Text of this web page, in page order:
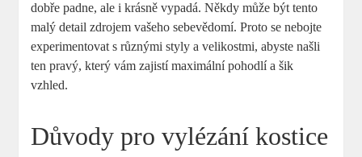
dobře padne, ale i krásně vypadá. Někdy může být tento
malý detail zdrojem vašeho sebevědomí. Proto se nebojte
experimentovat s různými styly a velikostmi, abyste našli
ten pravý, který vám zajistí maximální pohodlí a šik
vzhled.
Důvody pro vylézání kostice